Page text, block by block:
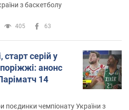
з баскетболу
405 63
серій у
анонс
14
поєдинки чемпіонату України з